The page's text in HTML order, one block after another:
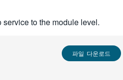
to the module level.
파일 다운로드